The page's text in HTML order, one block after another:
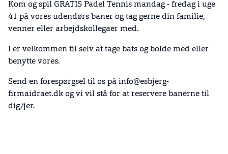
Kom og spil GRATIS Padel Tennis mandag - fredag i uge
41 på vores udendørs baner og tag gerne din familie,
venner eller arbejdskollegaer med.
I er velkommen til selv at tage bats og bolde med eller
benytte vores.
Send en forespørgsel til os på info@esbjerg-
firmaidraet.dk og vi vil stå for at reservere banerne til
dig/jer.